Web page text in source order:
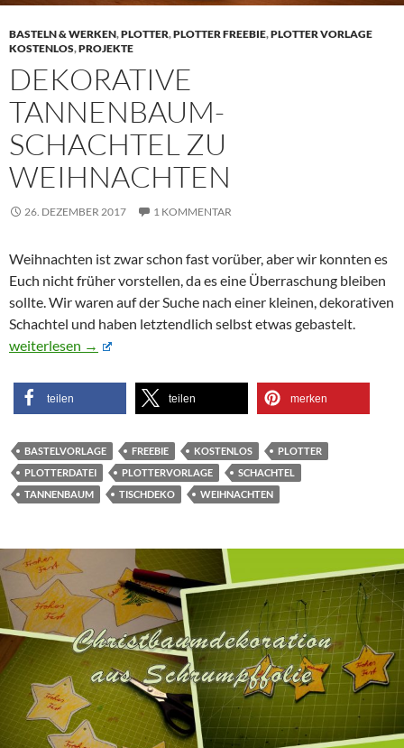
BASTELN & WERKEN,PLOTTER,PLOTTER FREEBIE,PLOTTER VORLAGE
KOSTENLOS,PROJEKTE
DEKORATIVE
TANNENBAUM-
SCHACHTEL ZU
WEIHNACHTEN
26. DEZEMBER 2017 1 KOMMENTAR
Weihnachten ist zwar schon fast vorüber, aber wir konnten es
Euch nicht früher vorstellen, da es eine Überraschung bleiben
sollte. Wir waren auf der Suche nach einer kleinen, dekorativen
Schachtel und haben letztendlich selbst etwas gebastelt.
Dekorative Tannenbaum-Schachtel zu Weihnachten
weiterlesen →
teilen teilen merken
BASTELVORLAGE FREEBIE KOSTENLOS
PLOTTER
PLOTTERDATEI
PLOTTERVORLAGE
SCHACHTEL
TANNENBAUM
TISCHDEKO WEIHNACHTEN